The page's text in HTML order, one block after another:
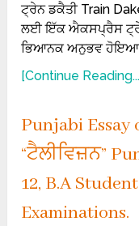
ਟ੍ਰੇਨ ਡਕੈਤੀ Train
ਲਈ ਇੱਕ ਐਕਸਪ੍ਰੈਸ
ਭਿਆਨਕ ਅਨੁਭਵ ਹੋਇਆ।
[Continue
Punjabi Essay
“ਟੈਲੀਵਿਜ਼ਨ”
12, B.A
Examinations.